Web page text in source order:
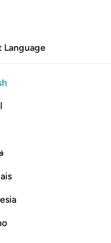
Language
word-by-word meaning,
In the Name of Allah—the